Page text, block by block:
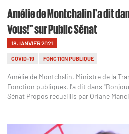
Amélie de Montchalin l'a dit
Vous!" sur Public Sénat
18 JANVIER 2021
COVID-19 FONCTION PUBLIQUE
Amélie de Montchalin, Ministre de la
Fonction publiques, l'a dit dans
Sénat Propos recueillis par Oriane